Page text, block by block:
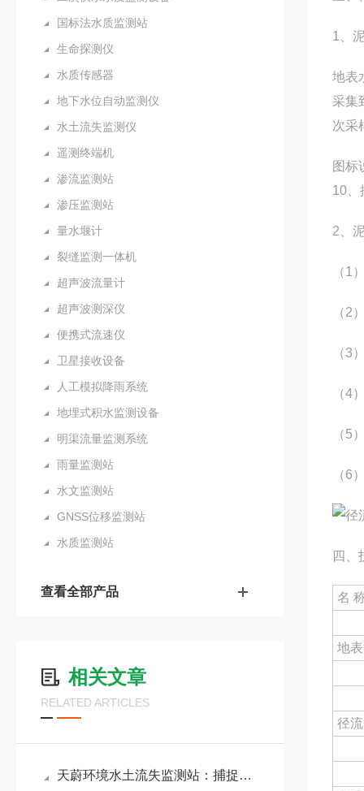
国标法水质监测站
生命探测仪
水质传感器
地下水位自动监测仪
水土流失监测仪
遥测终端机
渗流监测站
渗压监测站
量水堰计
裂缝监测一体机
超声波流量计
超声波测深仪
便携式流速仪
卫星接收设备
人工模拟降雨系统
地埋式积水监测设备
明渠流量监测系统
雨量监测站
水文监测站
GNSS位移监测站
水质监测站
查看全部产品
相关文章
RELATED ARTICLES
天蔚环境水土流失监测站：捕捉水土流失动态变化，助力生态修复项目优化方案
1、
地表
采集
次采
图标
10、
2、
（1
（2
（3
（4
（5
（6
四、
名
地
径